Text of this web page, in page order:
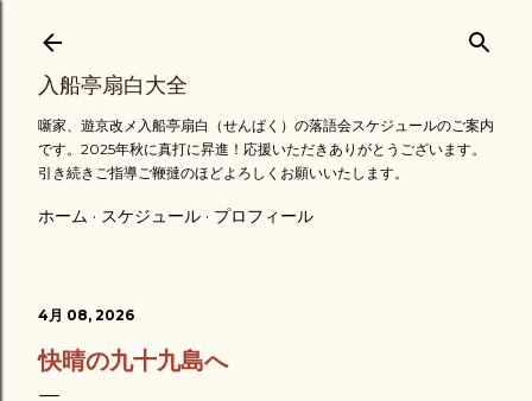
スキップしてメイン コンテンツに移動
入船亭扇白大全
噺家、遊京改メ入船亭扇白（せんぱく）の落語会スケジュールのご案内
です。2025年秋に真打に昇進！応援いただきありがとうございます。
引き続きご指導ご鞭撻のほどよろしくお願いいたします。
ホーム スケジュール プロフィール
4月 08, 2026
快晴の九十九島へ